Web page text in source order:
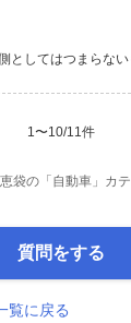
としてはつまらない
1 〜10/11 件
袋の「自動車」カ
質問をする
覧に戻る